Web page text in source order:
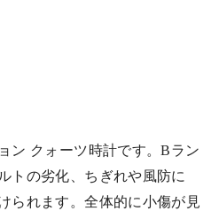
ン クォーツ時計です。Bラン
トの劣化、ちぎれや風防に
られます。全体的に小傷が見